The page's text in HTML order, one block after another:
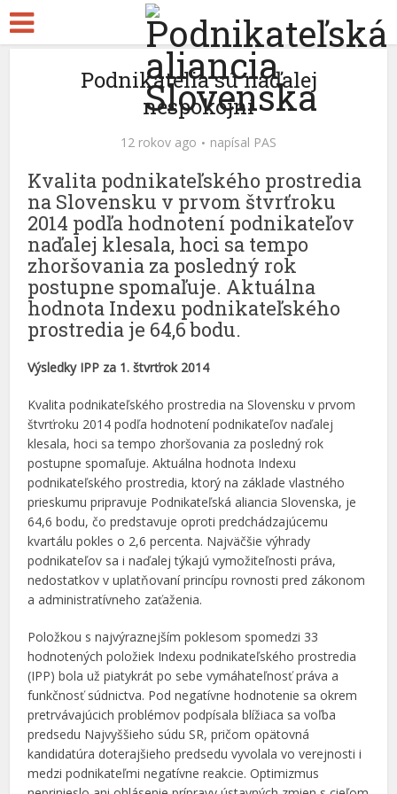
Podnikatelia sú naďalej
nespokojní
12 rokov ago napísal PAS
Kvalita podnikateľského prostredia
na Slovensku v prvom štvrťroku
2014 podľa hodnotení podnikateľov
naďalej klesala, hoci sa tempo
zhoršovania za posledný rok
postupne spomaľuje. Aktuálna
hodnota Indexu podnikateľského
prostredia je 64,6 bodu.
Výsledky IPP za 1. štvrťrok 2014
Kvalita podnikateľského prostredia na Slovensku v prvom
štvrťroku 2014 podľa hodnotení podnikateľov naďalej
klesala, hoci sa tempo zhoršovania za posledný rok
postupne spomaľuje. Aktuálna hodnota Indexu
podnikateľského prostredia, ktorý na základe vlastného
prieskumu pripravuje Podnikateľská aliancia Slovenska, je
64,6 bodu, čo predstavuje oproti predchádzajúcemu
kvartálu pokles o 2,6 percenta. Najväčšie výhrady
podnikateľov sa i naďalej týkajú vymožiteľnosti práva,
nedostatkov v uplatňovaní princípu rovnosti pred zákonom
a administratívneho zaťaženia.
Položkou s najvýraznejším poklesom spomedzi 33
hodnotených položiek Indexu podnikateľského prostredia
(IPP) bola už piatykrát po sebe vymáhateľnosť práva a
funkčnosť súdnictva. Pod negatívne hodnotenie sa okrem
pretrvávajúcich problémov podpísala blížiaca sa voľba
predsedu Najvyššieho súdu SR, pričom opätovná
kandidatúra doterajšieho predsedu vyvolala vo verejnosti i
medzi podnikateľmi negatívne reakcie. Optimizmus